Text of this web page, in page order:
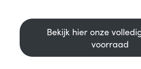
Bekijk hier onze
voorraad